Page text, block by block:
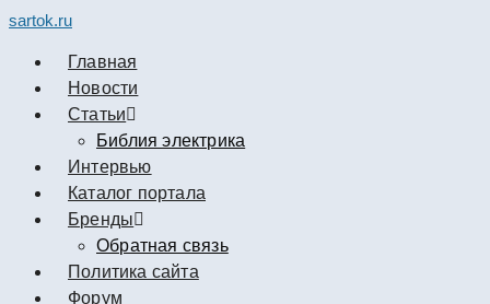
sartok.ru
Главная
Новости
Cтатьи
Библия электрика
Интервью
Каталог портала
Бренды
Обратная связь
Политика сайта
Форум